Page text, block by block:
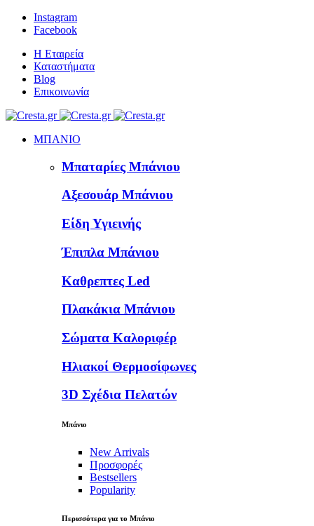
Instagram
Facebook
Η Εταιρεία
Καταστήματα
Blog
Επικοινωνία
ΜΠΑΝΙΟ
Μπαταρίες Μπάνιου
Αξεσουάρ Μπάνιου
Είδη Υγιεινής
Έπιπλα Μπάνιου
Καθρεπτες Led
Πλακάκια Μπάνιου
Σώματα Καλοριφέρ
Ηλιακοί Θερμοσίφωνες
3D Σχέδια Πελατών
Μπάνιο
New Arrivals
Προσφορές
Bestsellers
Popularity
Περισσότερα για το Μπάνιο